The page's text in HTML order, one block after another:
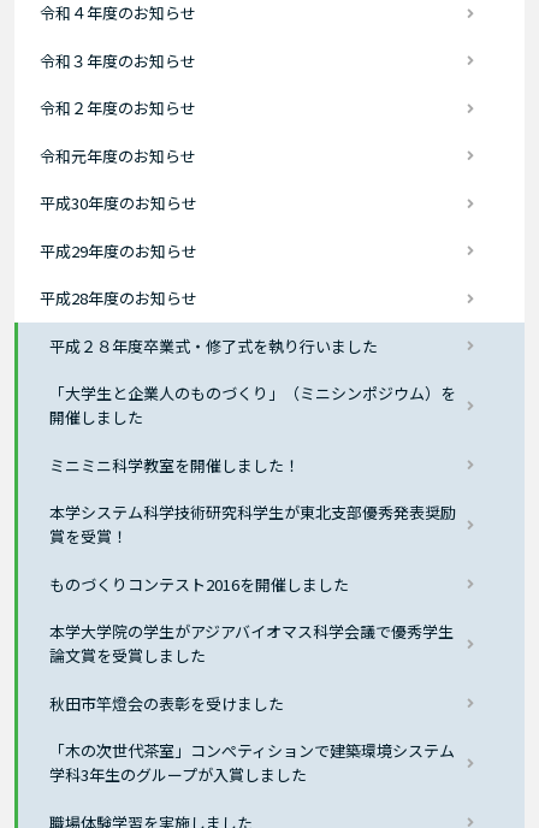
令和４年度のお知らせ
令和３年度のお知らせ
令和２年度のお知らせ
令和元年度のお知らせ
平成30年度のお知らせ
平成29年度のお知らせ
平成28年度のお知らせ
平成２８年度卒業式・修了式を執り行いました
「大学生と企業人のものづくり」（ミニシンポジウム）を
開催しました
ミニミニ科学教室を開催しました！
本学システム科学技術研究科学生が東北支部優秀発表奨励
賞を受賞！
ものづくりコンテスト2016を開催しました
本学大学院の学生がアジアバイオマス科学会議で優秀学生
論文賞を受賞しました
秋田市竿燈会の表彰を受けました
「木の次世代茶室」コンぺティションで建築環境システム
学科3年生のグループが入賞しました
職場体験学習を実施しました